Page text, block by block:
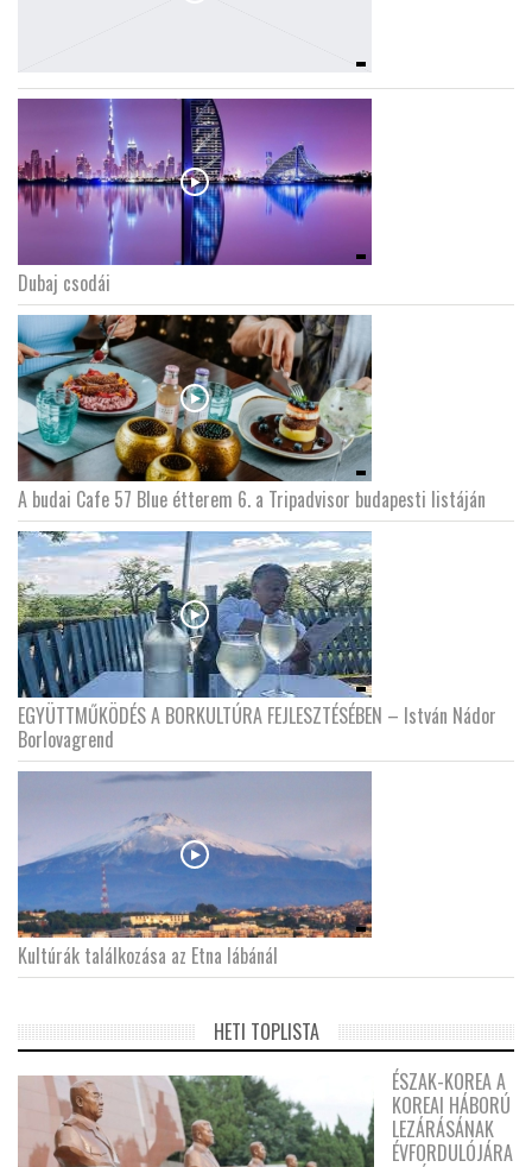
Dubaj csodái
A budai Cafe 57 Blue étterem 6. a Tripadvisor budapesti listáján
EGYÜTTMŰKÖDÉS A BORKULTÚRA FEJLESZTÉSÉBEN – István Nádor
Borlovagrend
Kultúrák találkozása az Etna lábánál
HETI TOPLISTA
ÉSZAK-KOREA A
KOREAI HÁBORÚ
LEZÁRÁSÁNAK
ÉVFORDULÓJÁRA